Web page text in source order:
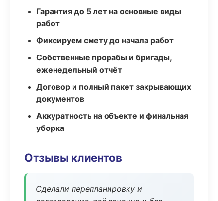
Гарантия до 5 лет на основные виды
работ
Фиксируем смету до начала работ
Собственные прорабы и бригады,
еженедельный отчёт
Договор и полный пакет закрывающих
документов
Аккуратность на объекте и финальная
уборка
Отзывы клиентов
Сделали перепланировку и